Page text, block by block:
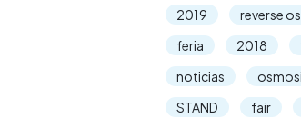
2019
reverse
feria
2018
noticias
STAND
fair